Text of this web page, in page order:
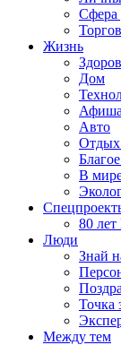
Сфера
Жизнь
Дом
Авто
Отдых
В
80
Люди
Знай
Точка
Между тем